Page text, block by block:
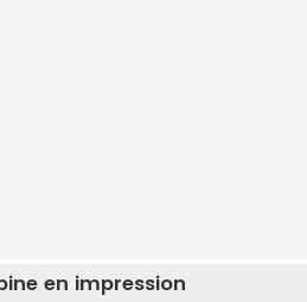
en impression